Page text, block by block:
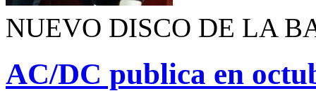
NUEVO DISCO DE LA
AC/DC publica en